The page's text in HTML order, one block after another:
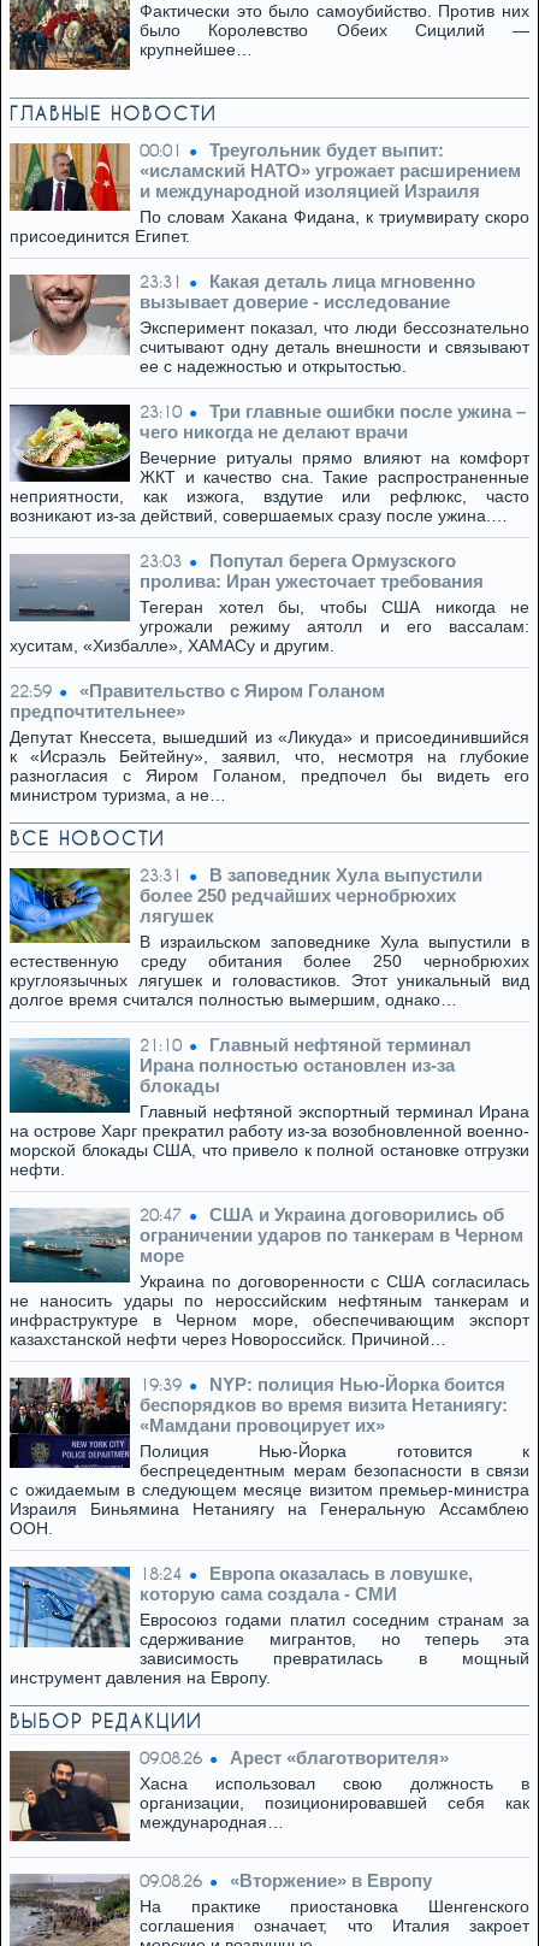
Фактически это было самоубийство. Против них
было Королевство Обеих Сицилий —
крупнейшее…
ГЛАВНЫЕ НОВОСТИ
00:01
Треугольник будет выпит:
«исламский НАТО» угрожает расширением
и международной изоляцией Израиля
По словам Хакана Фидана, к триумвирату скоро
присоединится Египет.
23:31
Какая деталь лица мгновенно
вызывает доверие - исследование
Эксперимент показал, что люди бессознательно
считывают одну деталь внешности и связывают
ее с надежностью и открытостью.
23:10
Три главные ошибки после ужина –
чего никогда не делают врачи
Вечерние ритуалы прямо влияют на комфорт
ЖКТ и качество сна. Такие распространенные
неприятности, как изжога, вздутие или рефлюкс, часто
возникают из-за действий, совершаемых сразу после ужина.…
23:03
Попутал берега Ормузского
пролива: Иран ужесточает требования
Тегеран хотел бы, чтобы США никогда не
угрожали режиму аятолл и его вассалам:
хуситам, «Хизбалле», ХАМАСу и другим.
22:59
«Правительство с Яиром Голаном
предпочтительнее»
Депутат Кнессета, вышедший из «Ликуда» и присоединившийся
к «Исраэль Бейтейну», заявил, что, несмотря на глубокие
разногласия с Яиром Голаном, предпочел бы видеть его
министром туризма, а не…
ВСЕ НОВОСТИ
23:31
В заповедник Хула выпустили
более 250 редчайших чернобрюхих
лягушек
В израильском заповеднике Хула выпустили в
естественную среду обитания более 250 чернобрюхих
круглоязычных лягушек и головастиков. Этот уникальный вид
долгое время считался полностью вымершим, однако…
21:10
Главный нефтяной терминал
Ирана полностью остановлен из-за
блокады
Главный нефтяной экспортный терминал Ирана
на острове Харг прекратил работу из-за возобновленной военно-
морской блокады США, что привело к полной остановке отгрузки
нефти.
20:47
США и Украина договорились об
ограничении ударов по танкерам в Черном
море
Украина по договоренности с США согласилась
не наносить удары по нероссийским нефтяным танкерам и
инфраструктуре в Черном море, обеспечивающим экспорт
казахстанской нефти через Новороссийск. Причиной…
19:39
NYP: полиция Нью-Йорка боится
беспорядков во время визита Нетаниягу:
«Мамдани провоцирует их»
Полиция Нью-Йорка готовится к
беспрецедентным мерам безопасности в связи
с ожидаемым в следующем месяце визитом премьер-министра
Израиля Биньямина Нетаниягу на Генеральную Ассамблею
ООН.
18:24
Европа оказалась в ловушке,
которую сама создала - СМИ
Евросоюз годами платил соседним странам за
сдерживание мигрантов, но теперь эта
зависимость превратилась в мощный
инструмент давления на Европу.
ВЫБОР РЕДАКЦИИ
09.08.26 Арест «благотворителя»
Хасна использовал свою должность в
организации, позиционировавшей себя как
международная…
09.08.26 «Вторжение» в Европу
На практике приостановка Шенгенского
соглашения означает, что Италия закроет